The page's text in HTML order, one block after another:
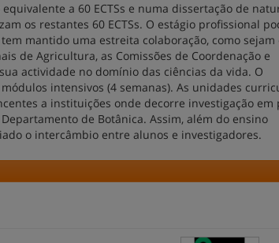
a 60 ECTSs e numa dissertação de
os restantes 60 ECTSs. O estágio profissional
mantido uma estreita colaboração, como sejam
de Agricultura, as Comissões de Coordenação e
actividade no domínio das ciências da vida. O
intensivos (4 semanas). As unidades
a instituições onde decorre investigação em
de Botânica. Assim, além do ensino
o intercâmbio entre alunos e investigadores.